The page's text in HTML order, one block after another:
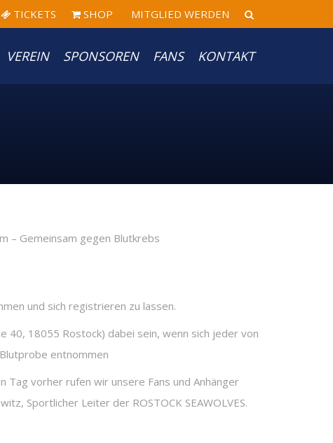
TICKETS SHOP MITGLIED WERDEN
VEREIN SPONSOREN FANS KONTAKT
und sich registrieren zu lassen.
40, 18055 Rostock) dabei sein, wenn sich jeder von
entnommen
vorher rufen wir unsere Fans und Anhänger
Sportlicher Leiter der ROSTOCK SEAWOLVES.